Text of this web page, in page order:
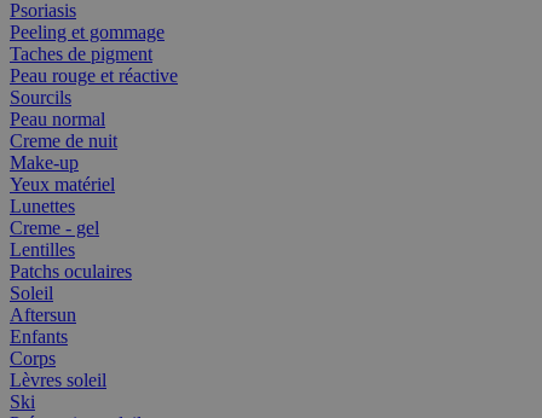
Psoriasis
Peeling et gommage
Taches de pigment
Peau rouge et réactive
Sourcils
Peau normal
Creme de nuit
Make-up
Yeux matériel
Lunettes
Creme - gel
Lentilles
Patchs oculaires
Soleil
Aftersun
Enfants
Corps
Lèvres soleil
Ski